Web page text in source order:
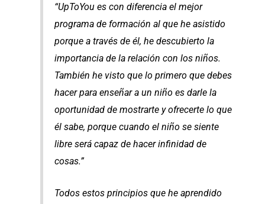
“UpToYou es con diferencia el mejor
programa de formación al que he asistido
porque a través de él, he descubierto la
importancia de la relación con los niños.
También he visto que lo primero que debes
hacer para enseñar a un niño es darle la
oportunidad de mostrarte y ofrecerte lo que
él sabe, porque cuando el niño se siente
libre será capaz de hacer infinidad de
cosas.”
Todos estos principios que he aprendido